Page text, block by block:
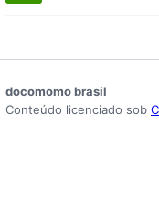
docomomo brasil
Conteúdo licenciado sob